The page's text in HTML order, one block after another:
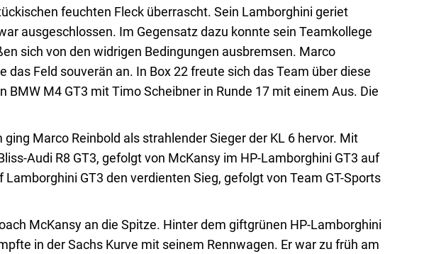
feuchten Fleck überrascht. Sein Lamborghini geriet
ausgeschlossen. Im Gegensatz dazu konnte sein Teamkollege
sich von den widrigen Bedingungen ausbremsen. Marco
Feld souverän an. In Box 22 freute sich das Team über diese
M4 GT3 mit Timo Scheibner in Runde 17 mit einem Aus. Die
Marco Reinbold als strahlender Sieger der KL 6 hervor. Mit
Audi R8 GT3, gefolgt von McKansy im HP-Lamborghini GT3 auf
GT3 den verdienten Sieg, gefolgt von Team GT-Sports
McKansy an die Spitze. Hinter dem giftgrünen HP-Lamborghini
in der Sachs Kurve mit seinem Rennwagen. Er war zu früh am